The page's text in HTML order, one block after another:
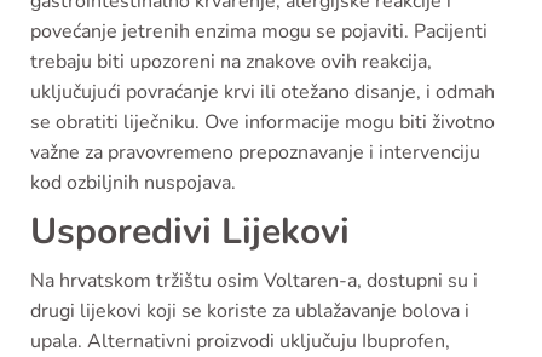
povećanje jetrenih enzima mogu se pojaviti. Pacijenti
trebaju biti upozoreni na znakove ovih reakcija,
uključujući povraćanje krvi ili otežano disanje, i odmah
se obratiti liječniku. Ove informacije mogu biti životno
važne za pravovremeno prepoznavanje i intervenciju
kod ozbiljnih nuspojava.
Usporedivi Lijekovi
Na hrvatskom tržištu osim Voltaren-a, dostupni su i
drugi lijekovi koji se koriste za ublažavanje bolova i
upala. Alternativni proizvodi uključuju Ibuprofen,